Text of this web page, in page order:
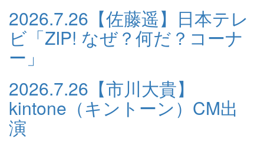
2026.7.26 【佐藤遥】日本テレ
ビ「ZIP! なぜ？何だ？コーナ
ー」
2026.7.26 【市川大貴】
kintone（キントーン）CM出
演